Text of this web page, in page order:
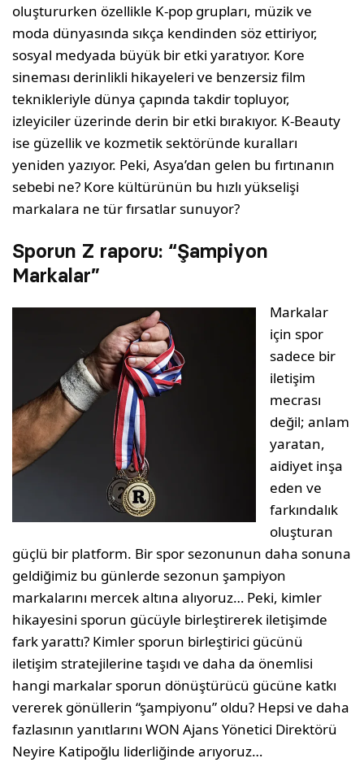
oluştururken özellikle K-pop grupları, müzik ve
moda dünyasında sıkça kendinden söz ettiriyor,
sosyal medyada büyük bir etki yaratıyor. Kore
sineması derinlikli hikayeleri ve benzersiz film
teknikleriyle dünya çapında takdir topluyor,
izleyiciler üzerinde derin bir etki bırakıyor. K-Beauty
ise güzellik ve kozmetik sektöründe kuralları
yeniden yazıyor. Peki, Asya’dan gelen bu fırtınanın
sebebi ne? Kore kültürünün bu hızlı yükselişi
markalara ne tür fırsatlar sunuyor?
Sporun Z raporu: “Şampiyon
Markalar”
Markalar
için spor
sadece bir
iletişim
mecrası
değil; anlam
yaratan,
aidiyet inşa
eden ve
farkındalık
oluşturan
güçlü bir platform. Bir spor sezonunun daha sonuna
geldiğimiz bu günlerde sezonun şampiyon
markalarını mercek altına alıyoruz… Peki, kimler
hikayesini sporun gücüyle birleştirerek iletişimde
fark yarattı? Kimler sporun birleştirici gücünü
iletişim stratejilerine taşıdı ve daha da önemlisi
hangi markalar sporun dönüştürücü gücüne katkı
vererek gönüllerin “şampiyonu” oldu? Hepsi ve daha
fazlasının yanıtlarını WON Ajans Yönetici Direktörü
Neyire Katipoğlu liderliğinde arıyoruz…